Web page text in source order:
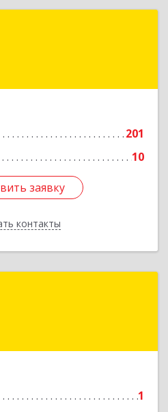
201
10
заявку
контакты
Кадуйский р-н, Кадуй
заявку
Назад
1
обл, Череповец г,